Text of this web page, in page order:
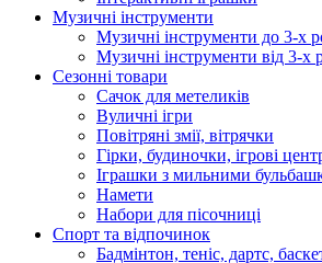
Музичні інструменти
Музичні інструменти до 3-х
Музичні інструменти від 3-х
Сезонні товари
Сачок для метеликів
Вуличні ігри
Повітряні змії, вітрячки
Гірки, будиночки, ігрові
Іграшки з мильними
Намети
Набори для пісочниці
Спорт та відпочинок
Бадмінтон, теніс, дартс,